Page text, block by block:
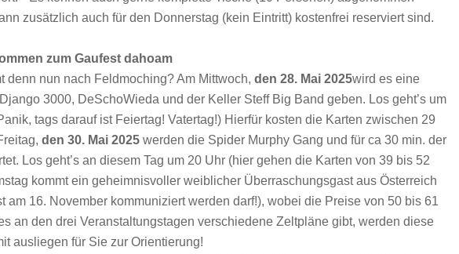
zusätzlich auch für den Donnerstag (kein Eintritt) kostenfrei reserviert sind.
zum Gaufest dahoam
denn nun nach Feldmoching? Am Mittwoch, den 28. Mai 2025wird es eine
3000, DeSchoWieda und der Keller Steff Big Band geben. Los geht’s um
tags darauf ist Feiertag! Vatertag!) Hierfür kosten die Karten zwischen 29
den 30. Mai 2025 werden die Spider Murphy Gang und für ca 30 min. der
Los geht’s an diesem Tag um 20 Uhr (hier gehen die Karten von 39 bis 52
kommt ein geheimnisvoller weiblicher Überraschungsgast aus Österreich
am 16. November kommuniziert werden darf!), wobei die Preise von 50 bis 61
an den drei Veranstaltungstagen verschiedene Zeltpläne gibt, werden diese
ausliegen für Sie zur Orientierung!